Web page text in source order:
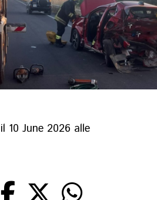
10 June 2026 alle